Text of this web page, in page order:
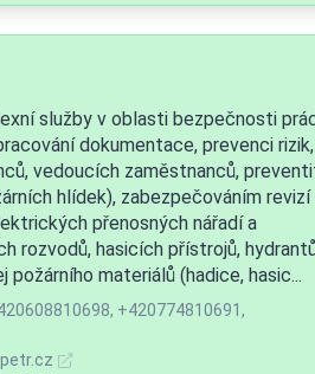
služby v oblasti bezpečnosti
dokumentace, prevenci rizik,
vedoucích zaměstnanců,
hlídek), zabezpečováním revizí
přenosných nářadí a
rozvodů, hasicích přístrojů,
požárního materiálů (hadice, hasic...
+420774810691,